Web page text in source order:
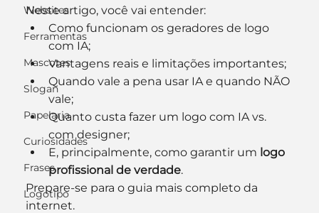
Websites
Ferramentas
Mascotes
Slogan
Papelaria
Curiosidades
Frases
Logotipo
Neste artigo, você vai entender:
Como funcionam os geradores de logo
com IA;
Vantagens reais e limitações importantes;
Quando vale a pena usar IA e quando NÃO
vale;
Quanto custa fazer um logo com IA vs.
com designer;
E, principalmente, como garantir um logo
profissional de verdade.
Prepare-se para o guia mais completo da
internet.